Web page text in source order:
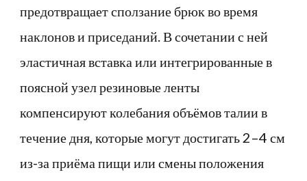
предотвращает сползание брюк во время
наклонов и приседаний. В сочетании с ней
эластичная вставка или интегрированные в
поясной узел резиновые ленты
компенсируют колебания объёмов талии в
течение дня, которые могут достигать 2–4 см
из-за приёма пищи или смены положения